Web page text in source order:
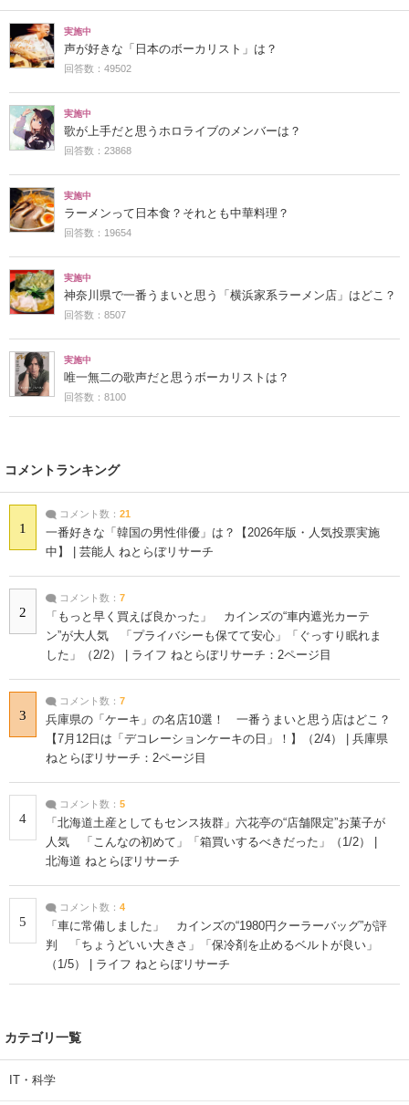
実施中
声が好きな「日本のボーカリスト」は？
回答数：49502
実施中
歌が上手だと思うホロライブのメンバーは？
回答数：23868
実施中
ラーメンって日本食？それとも中華料理？
回答数：19654
実施中
神奈川県で一番うまいと思う「横浜家系ラーメン店」はどこ？
回答数：8507
実施中
唯一無二の歌声だと思うボーカリストは？
回答数：8100
コメントランキング
1
コメント数： 21
一番好きな「韓国の男性俳優」は？【2026年版・人気投票実施
中】 | 芸能人 ねとらぼリサーチ
2
コメント数： 7
「もっと早く買えば良かった」 カインズの“車内遮光カーテ
ン”が大人気 「プライバシーも保てて安心」「ぐっすり眠れま
した」（2/2） | ライフ ねとらぼリサーチ：2ページ目
3
コメント数： 7
兵庫県の「ケーキ」の名店10選！ 一番うまいと思う店はどこ？
【7月12日は「デコレーションケーキの日」！】（2/4） | 兵庫県
ねとらぼリサーチ：2ページ目
4
コメント数： 5
「北海道土産としてもセンス抜群」六花亭の“店舗限定”お菓子が
人気 「こんなの初めて」「箱買いするべきだった」（1/2） |
北海道 ねとらぼリサーチ
5
コメント数： 4
「車に常備しました」 カインズの“1980円クーラーバッグ”が評
判 「ちょうどいい大きさ」「保冷剤を止めるベルトが良い」
（1/5） | ライフ ねとらぼリサーチ
カテゴリ一覧
IT・科学